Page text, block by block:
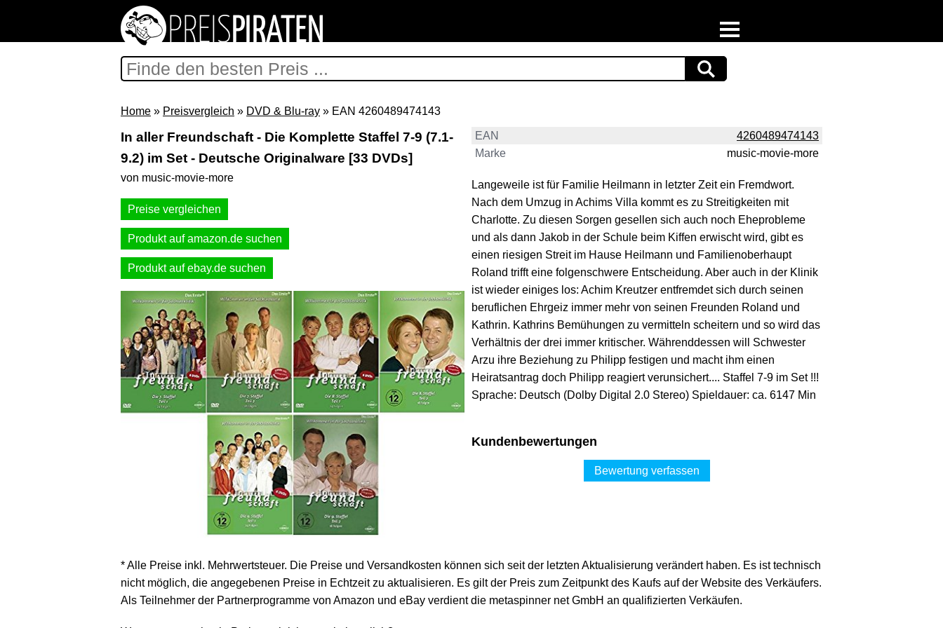
Support & Newsletter
Presse
Datenschutz
Impressum
Home » Preisvergleich » DVD & Blu-ray » EAN 4260489474143
In aller Freundschaft - Die Komplette Staffel 7-9 (7.1-
9.2) im Set - Deutsche Originalware [33 DVDs]
von music-movie-more
Preise vergleichen
Produkt auf amazon.de suchen
Produkt auf ebay.de suchen
EAN
4260489474143
Marke
music-movie-more
Langeweile ist für Familie Heilmann in letzter Zeit ein Fremdwort.
Nach dem Umzug in Achims Villa kommt es zu Streitigkeiten mit
Charlotte. Zu diesen Sorgen gesellen sich auch noch Eheprobleme
und als dann Jakob in der Schule beim Kiffen erwischt wird, gibt es
einen riesigen Streit im Hause Heilmann und Familienoberhaupt
Roland trifft eine folgenschwere Entscheidung. Aber auch in der Klinik
ist wieder einiges los: Achim Kreutzer entfremdet sich durch seinen
beruflichen Ehrgeiz immer mehr von seinen Freunden Roland und
Kathrin. Kathrins Bemühungen zu vermitteln scheitern und so wird das
Verhältnis der drei immer kritischer. Währenddessen will Schwester
Arzu ihre Beziehung zu Philipp festigen und macht ihm einen
Heiratsantrag doch Philipp reagiert verunsichert.... Staffel 7-9 im Set !!!
Sprache: Deutsch (Dolby Digital 2.0 Stereo) Spieldauer: ca. 6147 Min
Kundenbewertungen
Bewertung verfassen
* Alle Preise inkl. Mehrwertsteuer. Die Preise und Versandkosten können sich seit der letzten Aktualisierung verändert haben. Es ist technisch
nicht möglich, die angegebenen Preise in Echtzeit zu aktualisieren. Es gilt der Preis zum Zeitpunkt des Kaufs auf der Website des Verkäufers.
Als Teilnehmer der Partnerprogramme von Amazon und eBay verdient die metaspinner net GmbH an qualifizierten Verkäufen.